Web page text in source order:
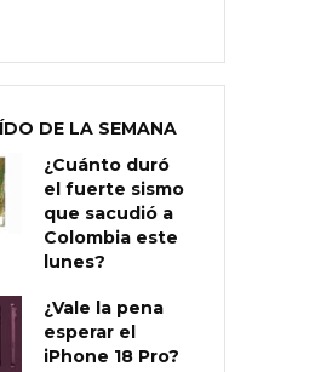
DE LA SEMANA
¿Cuánto duró
el fuerte sismo
que sacudió a
Colombia este
lunes?
¿Vale la pena
esperar el
iPhone 18 Pro?